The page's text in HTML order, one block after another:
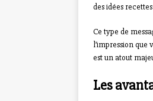
des idées
Ce type de
l’impression que
est un atout
Les